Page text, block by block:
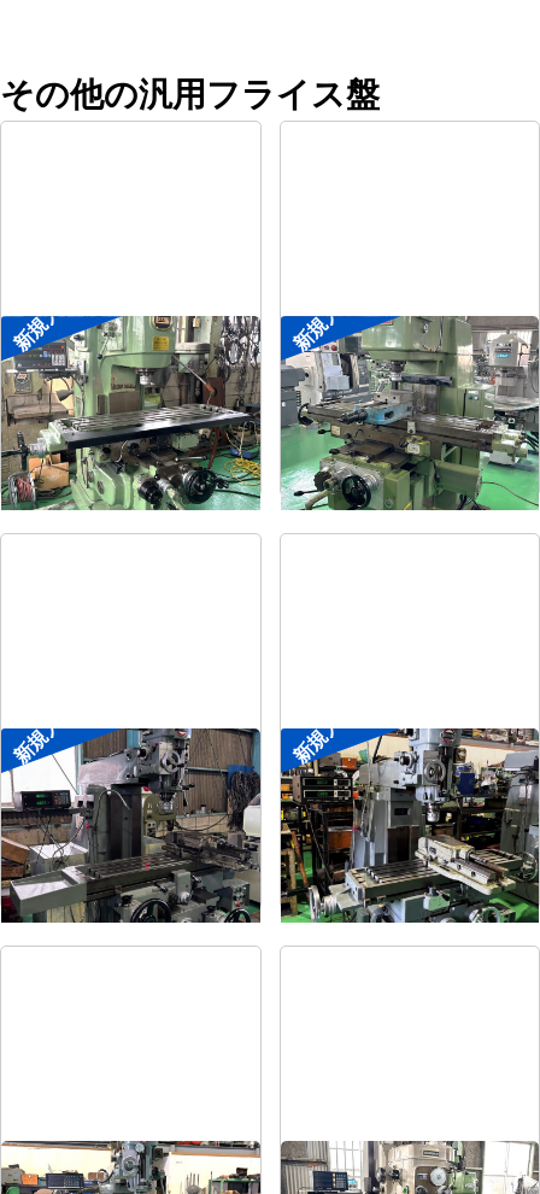
その他の汎用フライス盤
新規入荷
#2立フライス盤
メーカー 平岡工業
形 式MS-V
年 式1993
新規入荷
#2立フライス盤
メーカー 大隈豊和
形 式STM-2V
年 式1990
新規入荷
#2ラムフライス盤
メーカー 静岡
形 式 VHR-SD
年 式-
新規入荷
#1ラムフライス盤
メーカー 静岡
形 式 ST-BC
年 式-
#1.5ラムフライス盤 #2立フライス盤